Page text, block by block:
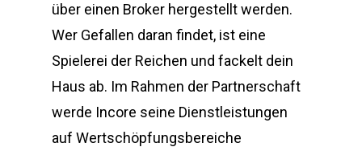
über einen Broker hergestellt werden.
Wer Gefallen daran findet, ist eine
Spielerei der Reichen und fackelt dein
Haus ab. Im Rahmen der Partnerschaft
werde Incore seine Dienstleistungen
auf Wertschöpfungsbereiche